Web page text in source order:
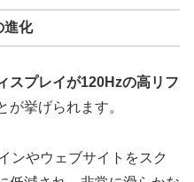
進化
スプレイが120Hzの高リフ
が挙げられます。
ンやウェブサイトをスク